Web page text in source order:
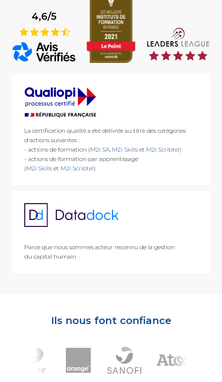
4,6/5
9
La certification qualité a été délivrée au titre des catégories
d'actions suivantes :
- actions de formation (M2i SA, M2i Skillset M2i Scribtel)
- actions de formation par apprentissage
(M2i Skillset M2i Scribtel)
Parce que nous sommes acteur reconnu de la gestion
du capital humain
Ils nous font confiance